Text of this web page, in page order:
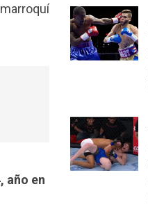
año en